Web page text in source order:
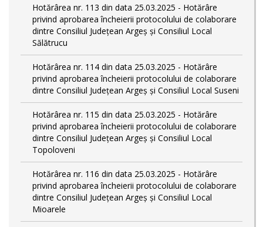
Hotărârea nr. 113 din data 25.03.2025 - Hotărâre
privind aprobarea încheierii protocolului de colaborare
dintre Consiliul Județean Argeș și Consiliul Local
Sălătrucu
Hotărârea nr. 114 din data 25.03.2025 - Hotărâre
privind aprobarea încheierii protocolului de colaborare
dintre Consiliul Județean Argeș și Consiliul Local Suseni
Hotărârea nr. 115 din data 25.03.2025 - Hotărâre
privind aprobarea încheierii protocolului de colaborare
dintre Consiliul Județean Argeș și Consiliul Local
Topoloveni
Hotărârea nr. 116 din data 25.03.2025 - Hotărâre
privind aprobarea încheierii protocolului de colaborare
dintre Consiliul Județean Argeș și Consiliul Local
Mioarele